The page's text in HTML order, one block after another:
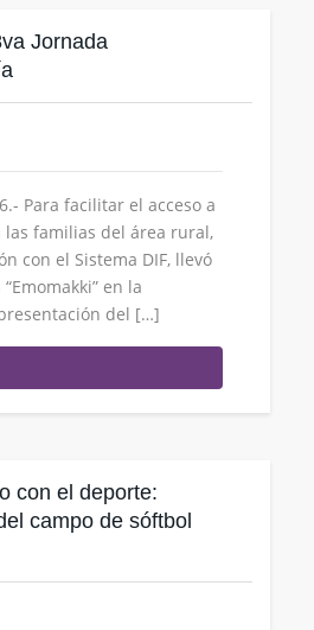
Jornada
Para facilitar el acceso a
familias del área rural,
con el Sistema DIF, llevó
en la
del […]
con el deporte:
campo de sóftbol